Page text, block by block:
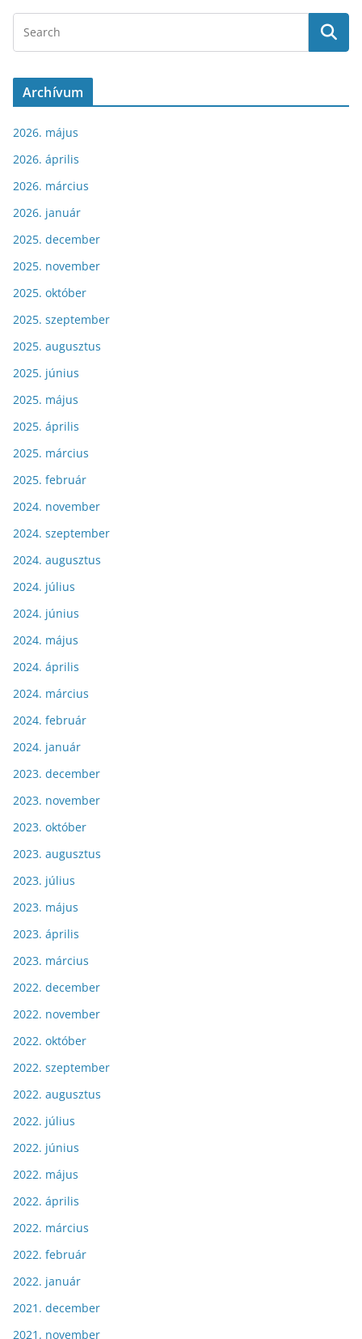
Archívum
2026. május
2026. április
2026. március
2026. január
2025. december
2025. november
2025. október
2025. szeptember
2025. augusztus
2025. június
2025. május
2025. április
2025. március
2025. február
2024. november
2024. szeptember
2024. augusztus
2024. július
2024. június
2024. május
2024. április
2024. március
2024. február
2024. január
2023. december
2023. november
2023. október
2023. augusztus
2023. július
2023. május
2023. április
2023. március
2022. december
2022. november
2022. október
2022. szeptember
2022. augusztus
2022. július
2022. június
2022. május
2022. április
2022. március
2022. február
2022. január
2021. december
2021. november